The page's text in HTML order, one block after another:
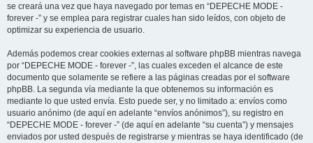
se creará una vez que haya navegado por temas en “DEPECHE MODE -
forever -” y se emplea para registrar cuales han sido leídos, con objeto de
optimizar su experiencia de usuario.
Además podemos crear cookies externas al software phpBB mientras navega
por “DEPECHE MODE - forever -”, las cuales exceden el alcance de este
documento que solamente se refiere a las páginas creadas por el software
phpBB. La segunda vía mediante la que obtenemos su información es
mediante lo que usted envía. Esto puede ser, y no limitado a: envíos como
usuario anónimo (de aquí en adelante “envíos anónimos”), su registro en
“DEPECHE MODE - forever -” (de aquí en adelante “su cuenta”) y mensajes
enviados por usted después de registrarse y mientras se haya identificado (de